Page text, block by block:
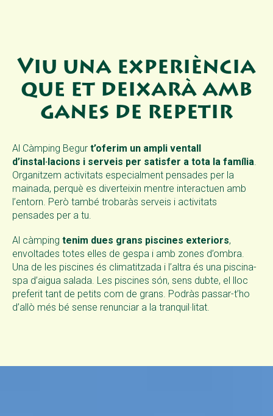
Viu una experiència
que et deixarà amb
ganes de repetir
Al Càmping Begur t’oferim un ampli ventall
d’instal·lacions i serveis per satisfer a tota la família.
Organitzem activitats especialment pensades per la
mainada, perquè es diverteixin mentre interactuen amb
l’entorn. Però també trobaràs serveis i activitats
pensades per a tu.
Al càmping tenim dues grans piscines exteriors,
envoltades totes elles de gespa i amb zones d’ombra.
Una de les piscines és climatitzada i l’altra és una piscina-
spa d’aigua salada. Les piscines són, sens dubte, el lloc
preferit tant de petits com de grans. Podràs passar-t’ho
d’allò més bé sense renunciar a la tranquil·litat.